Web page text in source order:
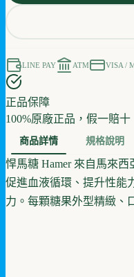
LINE PAY ATM VISA /
正品保障
100%原廠正品，假一賠十
商品詳情 規格說明
悍馬糖 Hamer 來自馬來
促進血液循環、提升性能
力。每顆糖果外型精緻、